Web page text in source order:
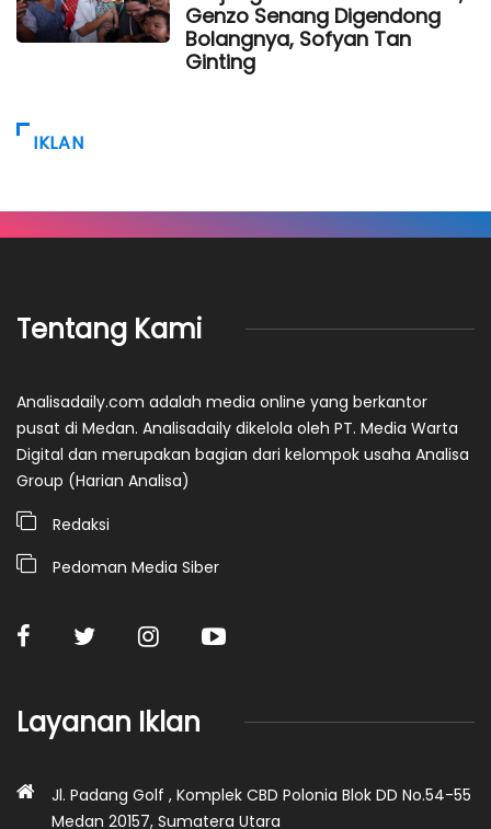
Genzo Senang Digendong
Bolangnya, Sofyan Tan
Ginting
IKLAN
Tentang Kami
Analisadaily.com adalah media online yang berkantor
pusat di Medan. Analisadaily dikelola oleh PT. Media Warta
Digital dan merupakan bagian dari kelompok usaha Analisa
Group (Harian Analisa)
Redaksi
Pedoman Media Siber
Layanan Iklan
Jl. Padang Golf , Komplek CBD Polonia Blok DD No.54-55
Medan 20157, Sumatera Utara